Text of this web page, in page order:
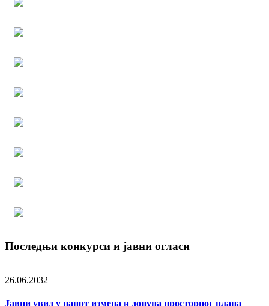
Последњи конкурси и јавни огласи
26.06.2032
Јавни увид у нацрт измена и допуна просторног плана